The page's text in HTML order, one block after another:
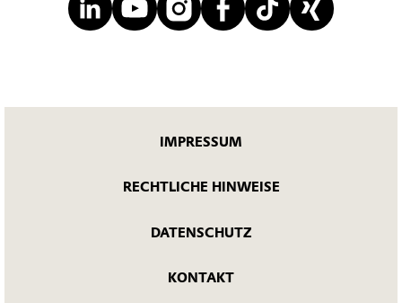
IMPRESSUM
RECHTLICHE HINWEISE
DATENSCHUTZ
KONTAKT